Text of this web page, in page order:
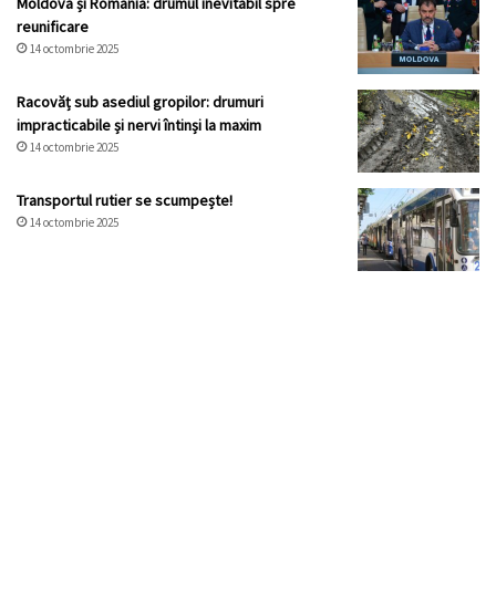
reunificare
14 octombrie 2025
Racovăț sub asediul gropilor: drumuri
impracticabile și nervi întinși la maxim
14 octombrie 2025
Transportul rutier se scumpește!
14 octombrie 2025